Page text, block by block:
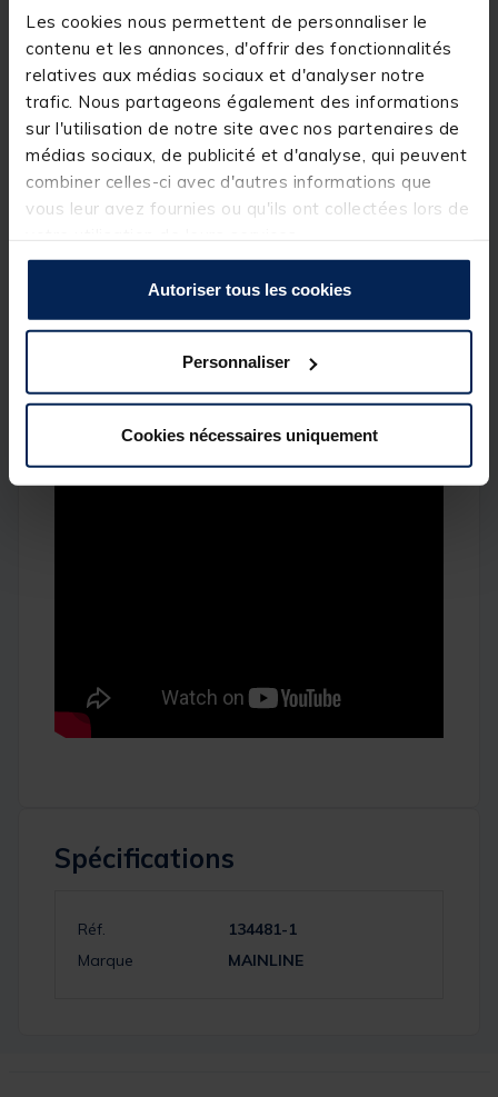
Les cookies nous permettent de personnaliser le
contenu et les annonces, d'offrir des fonctionnalités
relatives aux médias sociaux et d'analyser notre
trafic. Nous partageons également des informations
sur l'utilisation de notre site avec nos partenaires de
médias sociaux, de publicité et d'analyse, qui peuvent
combiner celles-ci avec d'autres informations que
vous leur avez fournies ou qu'ils ont collectées lors de
Autoriser tous les cookies
Personnaliser
Cookies nécessaires uniquement
appât viendra se déposer doucement sur le fond
évitant ainsi de s'enfoncer sur des fonds vaseux par
exemple.
Un appât équilibré et doté d'un coloris délavé qui
séduira à la fois les carpes et plus d’un carpiste !
Caractéristiques :
Version équilibrée
Couleur délavée
Forme dumbell (haltère)
Spécifications
Réf.
134481-1
Marque
MAINLINE